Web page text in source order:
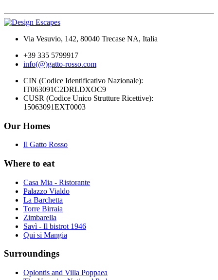
Via Vesuvio, 142, 80040 Trecase NA, Italia
+39 335 5799917
info(@)gatto-rosso.com
CIN (Codice Identificativo Nazionale):
IT063091C2DRLDXOC9
CUSR (Codice Unico Strutture Ricettive):
15063091EXT0003
Our Homes
Il Gatto Rosso
Where to eat
Casa Mia - Ristorante
Palazzo Vialdo
La Barchetta
Torre Birraia
Zimbarella
Savì - Il bistrot 1946
Qui si Mangia
Surroundings
Oplontis and Villa Poppaea